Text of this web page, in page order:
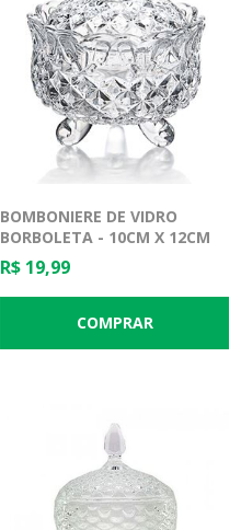
BOMBONIERE DE VIDRO
BORBOLETA - 10CM X 12CM
R$ 19,99